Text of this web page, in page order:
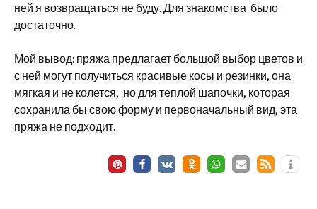
ней я возвращаться не буду. Для знакомства было
достаточно.
Мой вывод: пряжа предлагает большой выбор цветов и
с ней могут получиться красивые косы и резинки, она
мягкая и не колется, но для теплой шапочки, которая
сохранила бы свою форму и первоначальный вид, эта
пряжа не подходит.